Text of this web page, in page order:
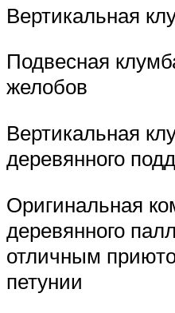
Вертикальная
Подвесная
желобов
Вертикальная
деревянного
Оригинальная
деревянного
отличным
петунии